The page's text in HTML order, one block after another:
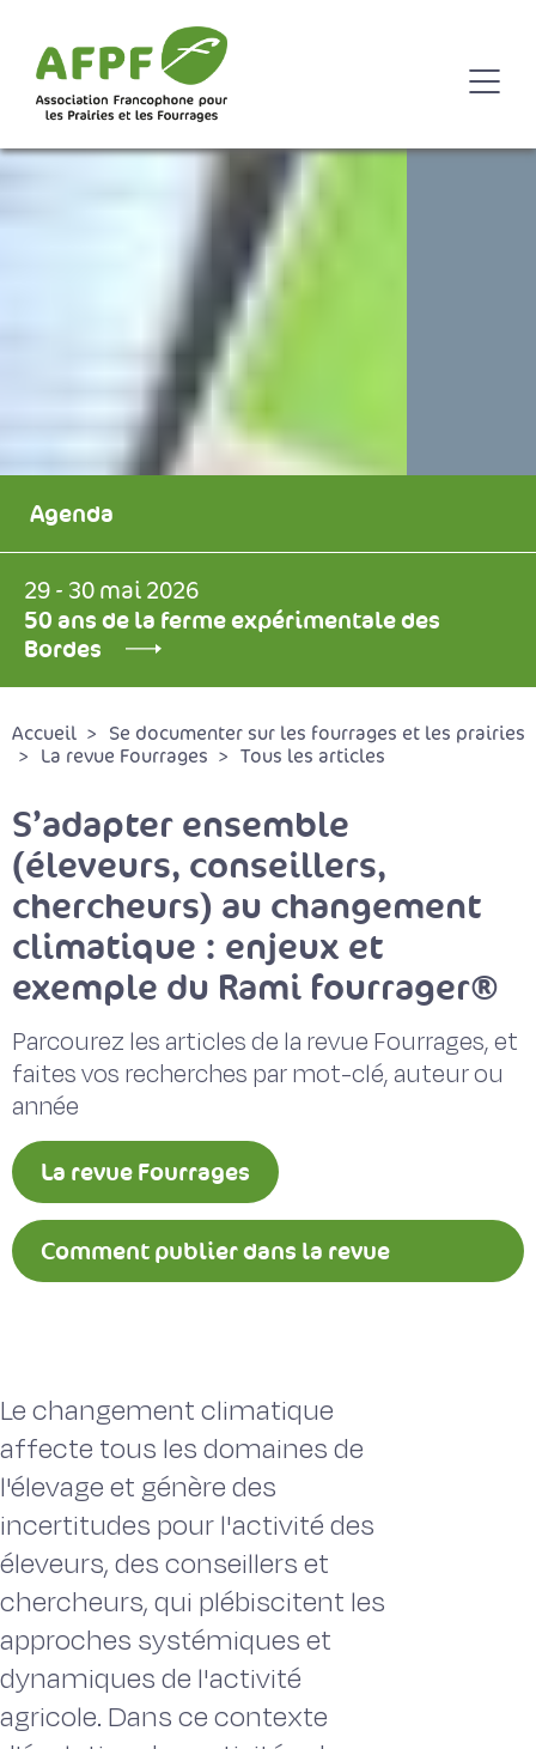
Agenda
29 - 30 mai 2026
50 ans de la ferme expérimentale des
Bordes
Accueil
Se documenter sur les fourrages et les prairies
La revue Fourrages
Tous les articles
S’adapter ensemble
(éleveurs, conseillers,
chercheurs) au changement
climatique : enjeux et
exemple du Rami fourrager®
Parcourez les articles de la revue Fourrages, et
faites vos recherches par mot-clé, auteur ou
année
La revue Fourrages
Comment publier dans la revue
Le changement climatique
affecte tous les domaines de
l'élevage et génère des
incertitudes pour l'activité des
éleveurs, des conseillers et
chercheurs, qui plébiscitent les
approches systémiques et
dynamiques de l'activité
agricole. Dans ce contexte